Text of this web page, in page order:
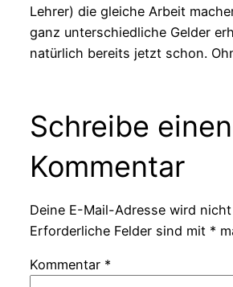
Lehrer) die gleiche Arbeit
ganz unterschiedliche Gelder
natürlich bereits jetzt schon.
Schreibe einen
Kommentar
Deine E-Mail-Adresse wird
Erforderliche Felder sind mit *
Kommentar *